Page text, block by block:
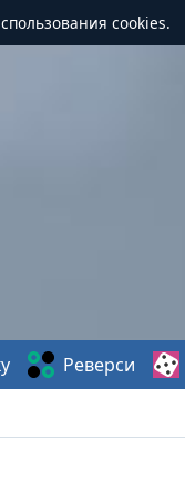
cookies.
Реверси